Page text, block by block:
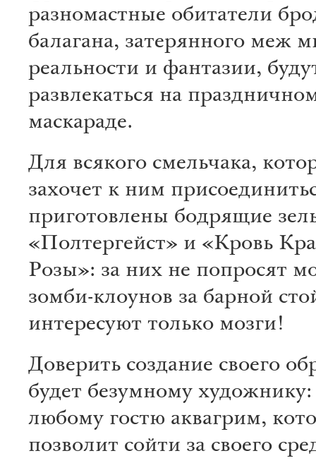
разномастные обитатели
балагана, затерянного меж
реальности и фантазии,
развлекаться на
маскараде.
Для всякого смельчака,
захочет к ним
приготовлены бодрящие
«Полтергейст» и «Кровь
Розы»: за них не попросят
зомби-клоунов за барной
интересуют только мозги!
Доверить создание своего
будет безумному художнику:
любому гостю аквагрим,
позволит сойти за своего